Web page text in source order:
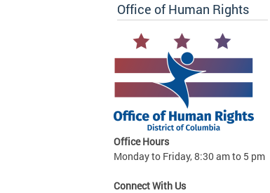
Office of Human Rights
Office Hours
Monday to Friday, 8:30 am to 5 pm
Connect With Us